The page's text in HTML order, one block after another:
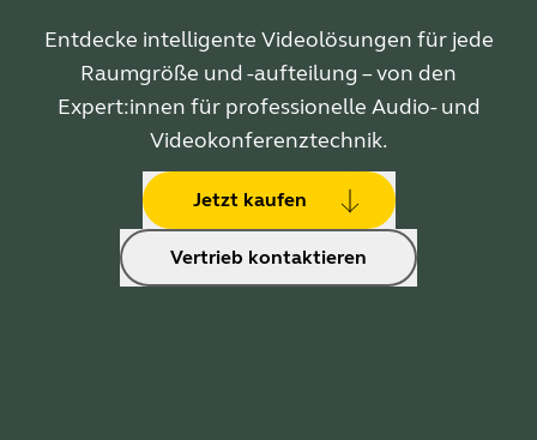
Entdecke intelligente Videolösungen für jede
Raumgröße und -aufteilung – von den
Expert:innen für professionelle Audio- und
Videokonferenztechnik.
Jetzt kaufen
Vertrieb kontaktieren